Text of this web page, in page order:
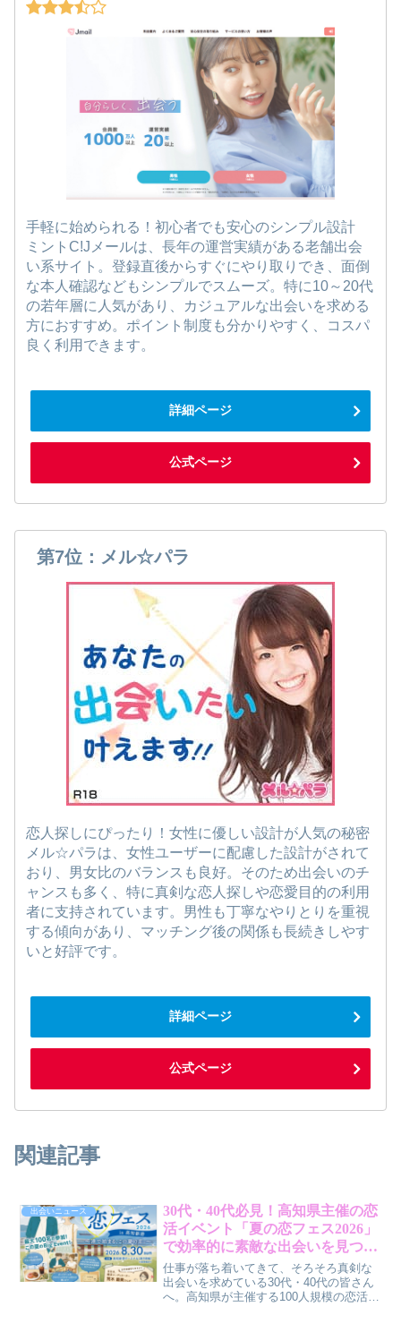
手軽に始められる！初心者でも安心のシンプル設計
ミントC!Jメールは、長年の運営実績がある老舗出会
い系サイト。登録直後からすぐにやり取りでき、面倒
な本人確認などもシンプルでスムーズ。特に10～20代
の若年層に人気があり、カジュアルな出会いを求める
方におすすめ。ポイント制度も分かりやすく、コスパ
良く利用できます。
詳細ページ
公式ページ
第7位：メル☆パラ
恋人探しにぴったり！女性に優しい設計が人気の秘密
メル☆パラは、女性ユーザーに配慮した設計がされて
おり、男女比のバランスも良好。そのため出会いのチ
ャンスも多く、特に真剣な恋人探しや恋愛目的の利用
者に支持されています。男性も丁寧なやりとりを重視
する傾向があり、マッチング後の関係も長続きしやす
いと好評です。
詳細ページ
公式ページ
関連記事
出会いニュース
30代・40代必見！高知県主催の恋
活イベント「夏の恋フェス2026」
で効率的に素敵な出会いを見つけ
る方法
仕事が落ち着いてきて、そろそろ真剣な
出会いを求めている30代・40代の皆さん
へ。高知県が主催する100人規模の恋活イ